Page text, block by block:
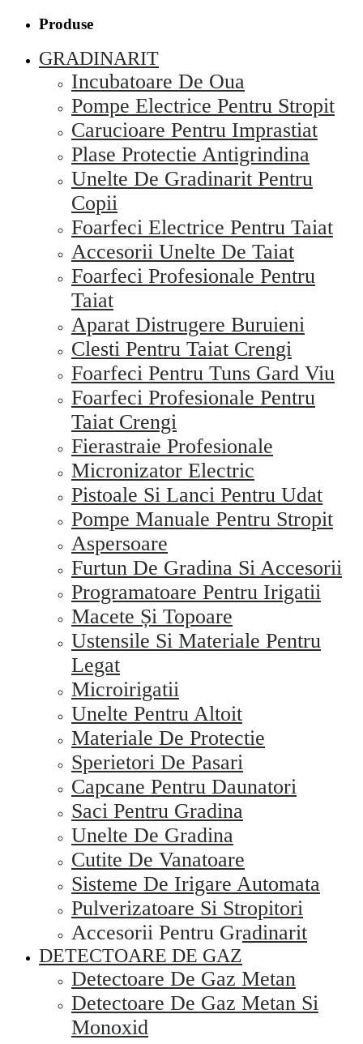
Produse
GRADINARIT
Incubatoare De Oua
Pompe Electrice Pentru Stropit
Carucioare Pentru Imprastiat
Plase Protectie Antigrindina
Unelte De Gradinarit Pentru
Copii
Foarfeci Electrice Pentru Taiat
Accesorii Unelte De Taiat
Foarfeci Profesionale Pentru
Taiat
Aparat Distrugere Buruieni
Clesti Pentru Taiat Crengi
Foarfeci Pentru Tuns Gard Viu
Foarfeci Profesionale Pentru
Taiat Crengi
Fierastraie Profesionale
Micronizator Electric
Pistoale Si Lanci Pentru Udat
Pompe Manuale Pentru Stropit
Aspersoare
Furtun De Gradina Si Accesorii
Programatoare Pentru Irigatii
Macete Și Topoare
Ustensile Si Materiale Pentru
Legat
Microirigatii
Unelte Pentru Altoit
Materiale De Protectie
Sperietori De Pasari
Capcane Pentru Daunatori
Saci Pentru Gradina
Unelte De Gradina
Cutite De Vanatoare
Sisteme De Irigare Automata
Pulverizatoare Si Stropitori
Accesorii Pentru Gradinarit
DETECTOARE DE GAZ
Detectoare De Gaz Metan
Detectoare De Gaz Metan Si
Monoxid